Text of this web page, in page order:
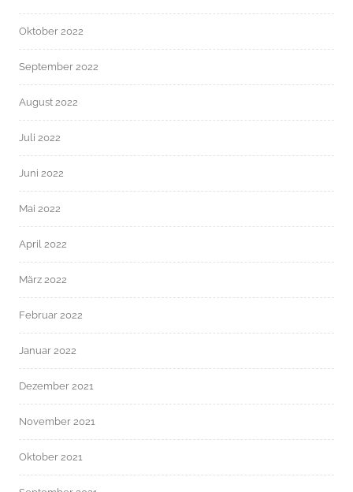
Oktober 2022
September 2022
August 2022
Juli 2022
Juni 2022
Mai 2022
April 2022
März 2022
Februar 2022
Januar 2022
Dezember 2021
November 2021
Oktober 2021